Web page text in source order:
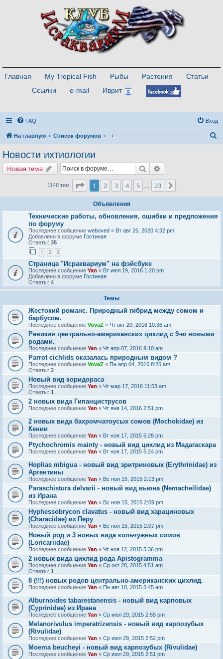
Главная My Tropical Fish Рыбы Растения
Статьи
Ссылки
e-mail Иврит
FAQ Вход
На главную Список форумов
Новости ихтиологии
Новая тема Поиск
1148 тем Страница1 из
1 2 3 4 5 23
Объявления
Технические работы, обновления, ошибки и предложения
по форуму
Последнее сообщение weboved « Вт авг 25, 2020 4:32 pm
Добавлено в форуме Гостиная
Ответы: 35
1 2 3
Страница "Исраквариум" на фэйсбуке
Последнее сообщение Yan « Вт июл 19, 2016 1:20 pm
Добавлено в форуме Гостиная
Ответы: 4
Темы
Жестокий романс. Природный гибрид между сомом и
барбусом.
Последнее сообщение VovaZ « Чт окт 20, 2016 10:36 am
Ревизия центрально-американских цихлид с 9-ю новыми
родами.
Последнее сообщение Yan « Чт апр 07, 2016 9:10 am
Parrot cichlids оказалась природным видом ?
Последнее сообщение VovaZ « Пн апр 04, 2016 8:26 am
Ответы: 2
Новый вид коридораса
Последнее сообщение Yan « Чт мар 17, 2016 11:53 am
Ответы: 1
2 новых вида Гипанциструсов
Последнее сообщение Yan « Чт янв 14, 2016 2:51 pm
2 новых вида бахромчатоусых сомов (Mochokidae) из
Кении
Последнее сообщение Yan « Вт ноя 17, 2015 5:28 pm
Ptychochromis mainty - новый вид цихлид из Мадагаскара
Последнее сообщение Yan « Вт ноя 17, 2015 5:24 pm
Hoplias mbigua - новый вид эритриновых (Erythrinidae) из
Аргентины
Последнее сообщение Yan « Вс ноя 15, 2015 2:13 pm
Paraschistura delvarii - новый вид вьюна (Nemacheilidae)
из Ирана
Последнее сообщение Yan « Вс ноя 15, 2015 2:09 pm
Hyphessobrycon clavatus - новый вид харациновых
(Characidae) из Перу
Последнее сообщение Yan « Вс ноя 15, 2015 2:07 pm
Новый род и 3 новых вида кольчужных сомов
(Loricariidae)
Последнее сообщение Yan « Чт ноя 12, 2015 5:36 pm
2 новых вида цихлид рода Apistogramma
Последнее сообщение Yan « Ср окт 28, 2015 4:51 am
Ответы: 1
8 (!!!) новых родов центрально-американских цихлид.
Последнее сообщение Yan « Пн авг 10, 2015 5:45 am
Alburnoides tabarestanensis - новый вид карповых
(Cyprinidae) из Ирана
Последнее сообщение Yan « Ср июл 29, 2015 2:55 pm
Melanorivulus imperatrizensis - новый вид карпозубых
(Rivulidae)
Последнее сообщение Yan « Ср июл 29, 2015 2:52 pm
Moema beucheyi - новый вид карпозубых (Rivulidae)
Последнее сообщение Yan « Ср июл 29, 2015 2:51 pm